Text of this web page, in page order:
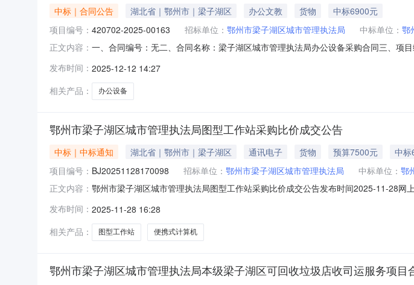
中标｜合同公告 湖北省｜鄂州市｜梁子湖区 办公文教 货物
中标6900元
项目编号： 420702-2025-00163 招标单位： 鄂州市梁子湖区城市管理执法局 中标单位： 鄂
正文内容： 一、合同编号：无二、合同名称：梁子湖区城市管理执法局办公设备采购合同三、
福成路8-11号联系方式：15608686568六、合同主要信息主要标的名称：图像工作站
发布时间： 2025-12-12 14:27
相关产品：
办公设备
鄂州市梁子湖区城市管理执法局图型工作站采购比价成交公告
中标｜中标通知 湖北省｜鄂州市｜梁子湖区 通讯电子 货物 预算7500元
中
项目编号： BJ20251128170098 招标单位： 鄂州市梁子湖区城市管理执法局 中标单位： 鄂
正文内容： 鄂州市梁子湖区城市管理执法局图型工作站采购比价成交公告发布时间2025-11-28
和镇太和大道111号采购联系人：EZSLZH039001采购联系电话：027-60698800成交
发布时间： 2025-11-28 16:28
相关产品：
图型工作站 便携式计算机
鄂州市梁子湖区城市管理执法局本级梁子湖区可回收垃圾店收司运服务项目